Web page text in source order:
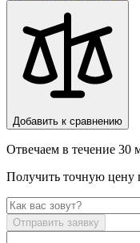
Добавить к сравнению
Отвечаем в течение 30
Получить точную цену
Отправить заявку